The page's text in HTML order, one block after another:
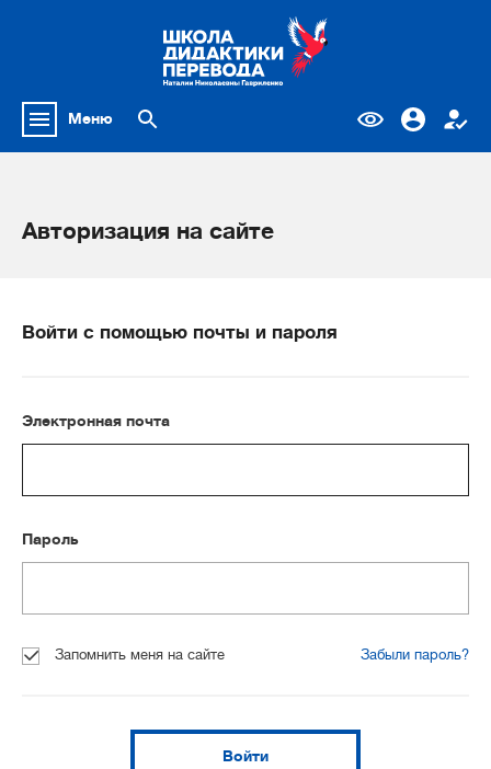
Меню
Авторизация на сайте
Войти с помощью почты и пароля
Электронная почта
Пароль
Запомнить меня на сайте Забыли пароль?
Войти